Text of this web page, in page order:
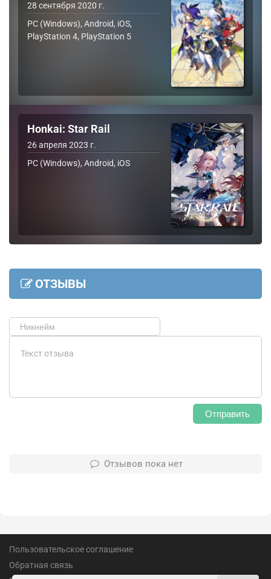
28 сентября 2020 г.
PC (Windows), Android, iOS,
PlayStation 4, PlayStation 5
Honkai: Star Rail
26 апреля 2023 г.
PC (Windows), Android, iOS
ОТЗЫВЫ
Отправить
Отзывов пока нет
Пользовательское соглашение
Обратная связь